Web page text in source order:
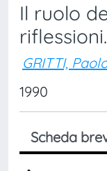
Il ruolo
riflessioni.
GRITTI,
1990
Scheda